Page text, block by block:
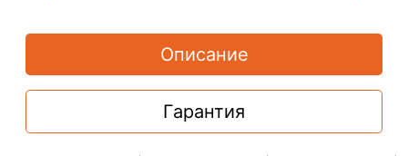
Описание
Гарантия